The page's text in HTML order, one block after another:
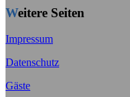
Weitere Seiten
Impressum
Datenschutz
Gäste